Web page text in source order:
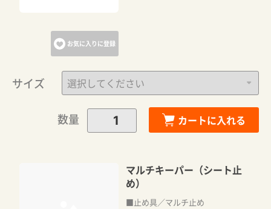
お気に入りに登録
サイズ
数量 カートに入れる
マルチキーパー（シート止
め）
■止め具／マルチ止め